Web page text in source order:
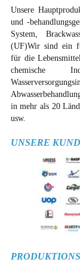
Unsere
und -
System,
(UF)Wir sind ein
für die
chemische
in mehr als 20
usw.
UNSERE